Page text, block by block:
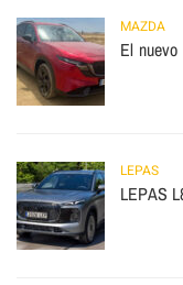
MAZDA
El
LEPAS
LEPAS